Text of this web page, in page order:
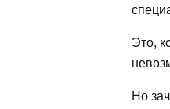
Это,
Но